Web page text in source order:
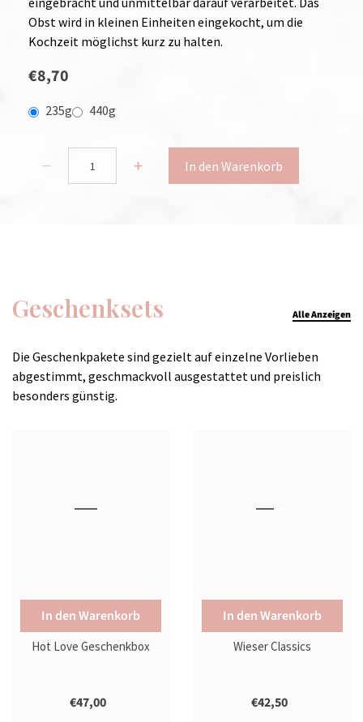
Obst wird in kleinen Einheiten eingekocht, um die
Kochzeit möglichst kurz zu halten.
€8,70
235g 440g
In den Warenkorb
Geschenksets Alle Anzeigen
Die Geschenkpakete sind gezielt auf einzelne Vorlieben
abgestimmt, geschmackvoll ausgestattet und preislich
besonders günstig.
In den Warenkorb
Hot Love Geschenkbox
€47,00
In den Warenkorb
Wieser Classics
€42,50